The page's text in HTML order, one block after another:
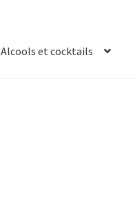
Alcools et cocktails